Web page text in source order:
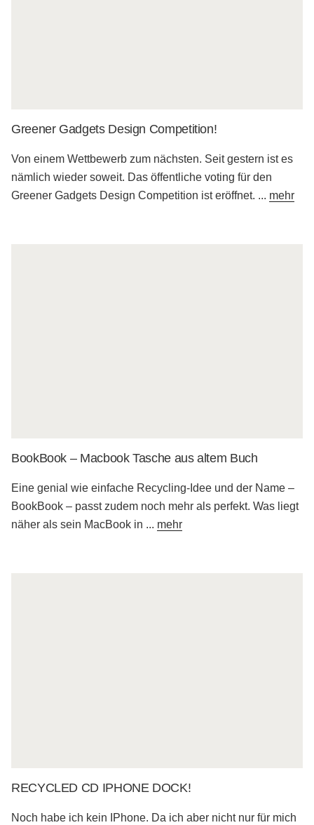
Greener Gadgets Design Competition!
Von einem Wettbewerb zum nächsten. Seit gestern ist es
nämlich wieder soweit. Das öffentliche voting für den
Greener Gadgets Design Competition ist eröffnet. ... mehr
BookBook – Macbook Tasche aus altem Buch
Eine genial wie einfache Recycling-Idee und der Name –
BookBook – passt zudem noch mehr als perfekt. Was liegt
näher als sein MacBook in ... mehr
RECYCLED CD IPHONE DOCK!
Noch habe ich kein IPhone. Da ich aber nicht nur für mich